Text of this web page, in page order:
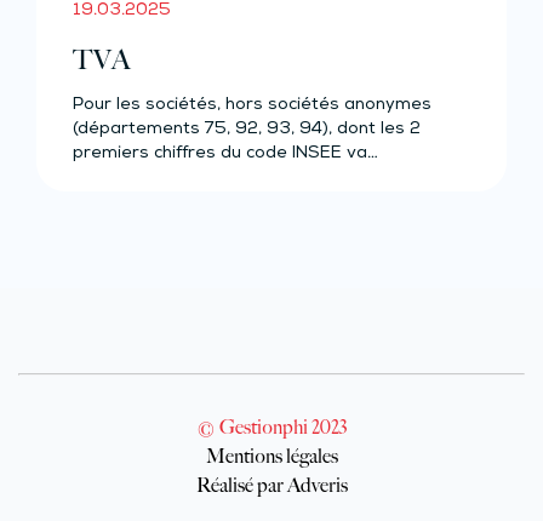
19.03.2025
TVA
Pour les sociétés, hors sociétés anonymes
(départements 75, 92, 93, 94), dont les 2
premiers chiffres du code INSEE va…
© Gestionphi 2023
Mentions légales
Réalisé par Adveris